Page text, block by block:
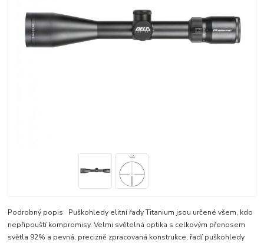
Podrobný popis Puškohledy elitní řady Titanium jsou určené všem, kdo
nepřipouští kompromisy. Velmi světelná optika s celkovým přenosem
světla 92% a pevná, precizně zpracovaná konstrukce, řadí puškohledy